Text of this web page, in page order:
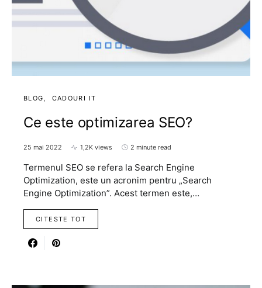
BLOG CADOURI IT
Ce este optimizarea SEO?
25 mai 2022 1,2K views 2 minute read
Termenul SEO se refera la Search Engine
Optimization, este un acronim pentru „Search
Engine Optimization”. Acest termen este,…
CITESTE TOT